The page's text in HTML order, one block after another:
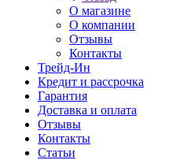
О магазине
О компании
Отзывы
Контакты
Трейд-Ин
Кредит и рассрочка
Гарантия
Доставка и оплата
Отзывы
Контакты
Статьи